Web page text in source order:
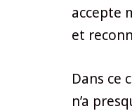
accepte
et
Dans ce
n’a